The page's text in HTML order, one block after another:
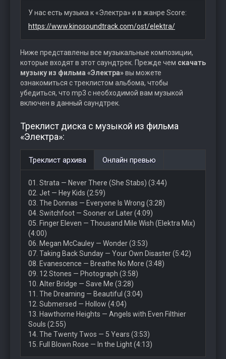
У нас есть музыка к «Электра» и в жанре Score:
https://www.kinosoundtrack.com/ost/elektra/
Ниже представлены все музыкальные композиции,
которые входят в этот саундтрек. Прежде чем скачать
музыку из фильма «Электра»вы можете
ознакомиться с треклистом альбома, чтобы
убедиться, что mp3 с необходимой вам музыкой
включен в данный саундтрек.
Треклист диска с музыкой из фильма
«Электра»:
Треклист архива Онлайн превью
01. Strata — Never There (She Stabs) (3:44)
02. Jet — Hey Kids (2:59)
03. The Donnas — Everyone Is Wrong (3:28)
04. Switchfoot — Sooner or Later (4:09)
05. Finger Eleven — Thousand Mile Wish (Elektra Mix)
(4:00)
06. Megan McCauley — Wonder (3:53)
07. Taking Back Sunday — Your Own Disaster (5:42)
08. Evanescence — Breathe No More (3:48)
09. 12 Stones — Photograph (3:58)
10. Alter Bridge — Save Me (3:28)
11. The Dreaming — Beautiful (3:04)
12. Submersed — Hollow (4:04)
13. Hawthorne Heights — Angels with Even Filthier
Souls (2:55)
14. The Twenty Twos — 5 Years (3:53)
15. Full Blown Rose — In the Light (4:13)